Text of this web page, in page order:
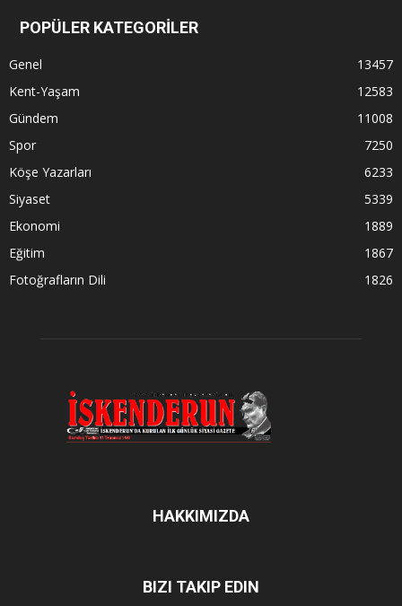
POPÜLER KATEGORİLER
Genel
13457
Kent-Yaşam
12583
Gündem
11008
Spor
7250
Köşe Yazarları
6233
Siyaset
5339
Ekonomi
1889
Eğitim
1867
Fotoğrafların Dili
1826
HAKKIMIZDA
BIZI TAKIP EDIN